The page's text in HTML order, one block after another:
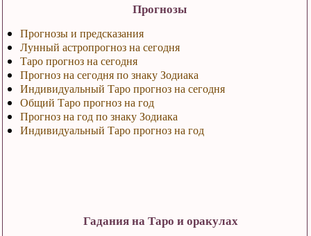
Прогнозы
Прогнозы и предсказания
Лунный астропрогноз на сегодня
Таро прогноз на сегодня
Прогноз на сегодня по знаку Зодиака
Индивидуальный Таро прогноз на сегодня
Общий Таро прогноз на год
Прогноз на год по знаку Зодиака
Индивидуальный Таро прогноз на год
Гадания на Таро и оракулах